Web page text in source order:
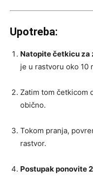
Upotreba:
Natopite četkicu za
je u rastvoru oko 10
Zatim tom četkicom
obično.
Tokom pranja,
rastvor.
Postupak ponovite